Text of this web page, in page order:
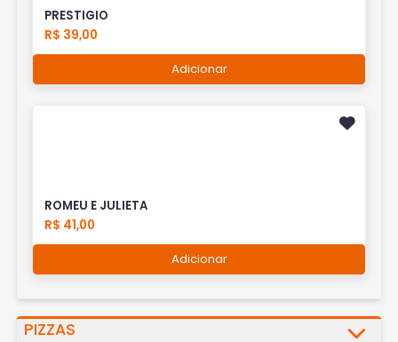
PRESTIGIO
R$ 39,00
Adicionar
ROMEU E JULIETA
R$ 41,00
Adicionar
PIZZAS